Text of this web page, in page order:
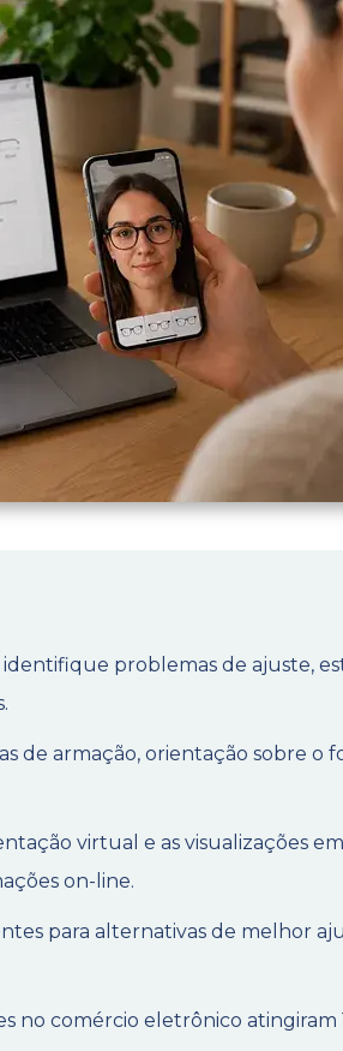
identifique problemas de ajuste,
de armação, orientação sobre o
virtual e as visualizações
on-line.
para alternativas de melhor
no comércio eletrônico atingiram